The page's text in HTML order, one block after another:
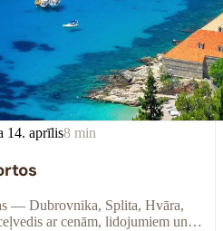
14. aprīlis8 min
— Dubrovnika, Splita, Hvāra,
ar cenām, lidojumiem un